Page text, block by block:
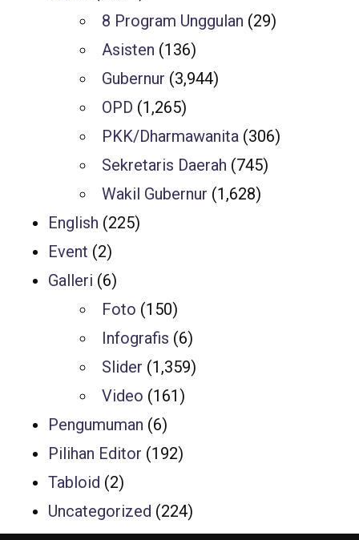
8 Program Unggulan (29)
Asisten (136)
Gubernur (3,944)
OPD (1,265)
PKK/Dharmawanita (306)
Sekretaris Daerah (745)
Wakil Gubernur (1,628)
English (225)
Event (2)
Galleri (6)
Foto (150)
Infografis (6)
Slider (1,359)
Video (161)
Pengumuman (6)
Pilihan Editor (192)
Tabloid (2)
Uncategorized (224)